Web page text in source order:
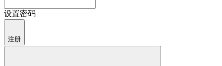
设置密码
注册